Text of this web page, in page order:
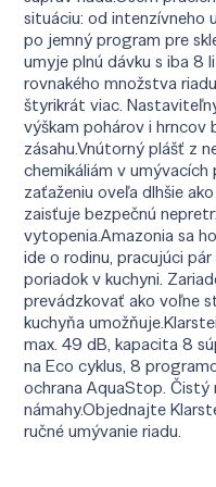
situáciu: od intenzívneho
po jemný program pre
umyje plnú dávku s iba 8
rovnakého množstva
štyrikrát viac.
výškam pohárov i hrncov
zásahu.Vnútorný plášť z
chemikáliám v
zaťaženiu oveľa dlhšie
zaisťuje bezpečnú
vytopenia.Amazonia sa
ide o rodinu, pracujúci
poriadok v kuchyni.
prevádzkovať ako voľne
kuchyňa
max. 49 dB, kapacita 8
na Eco cyklus, 8
ochrana AquaStop. Čistý
námahy.Objednajte
ručné umývanie riadu.